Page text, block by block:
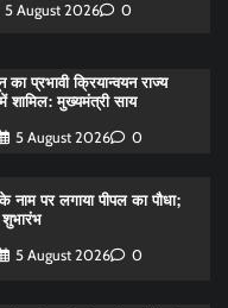
5 August 2026
0
प्रभावी क्रियान्वयन राज्य
शामिल: मुख्यमंत्री साय
5 August 2026 0
नाम पर लगाया पीपल का पौधा;
5 August 2026 0